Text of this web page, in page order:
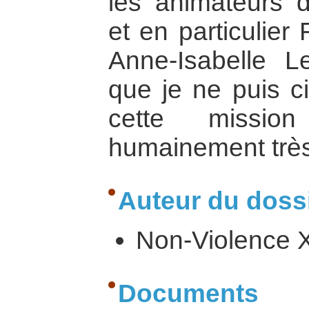
et en particulier
Anne-Isabelle
que je ne puis
cette
humainement
Auteur du
Non-Violence
Documents